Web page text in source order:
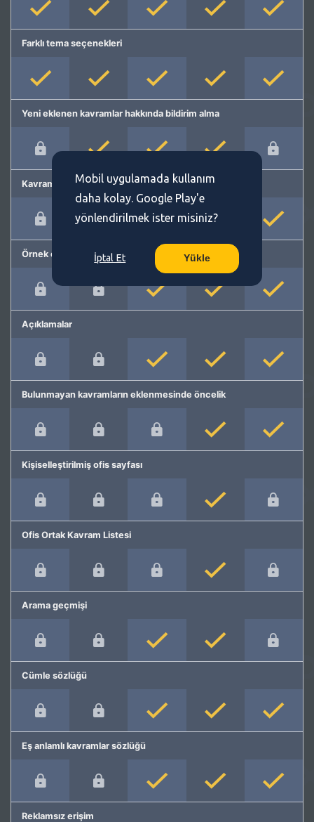
Farklı tema seçenekleri
Yeni eklenen kavramlar hakkında bildirim alma
Kavram önerme
Örnek cümleler
Açıklamalar
Bulunmayan kavramların eklenmesinde öncelik
Kişiselleştirilmiş ofis sayfası
Ofis Ortak Kavram Listesi
Arama geçmişi
Cümle sözlüğü
Eş anlamlı kavramlar sözlüğü
Reklamsız erişim
Mobil uygulamada kullanım
daha kolay. Google Play'e
yönlendirilmek ister misiniz?
İptal Et Yükle